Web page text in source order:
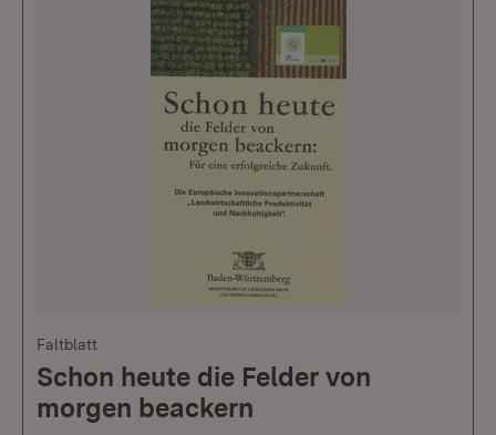
Faltblatt
Schon heute die Felder von
morgen beackern